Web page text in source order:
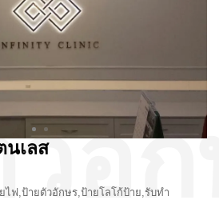
นเลส
ไฟ,ป้ายตัวอักษร,ป้ายโลโก้ป้าย,รับทำ